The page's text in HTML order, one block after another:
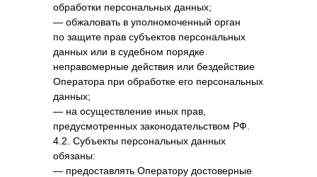
обработки персональных данных;
— обжаловать в уполномоченный орган
по защите прав субъектов персональных
данных или в судебном порядке
неправомерные действия или бездействие
Оператора при обработке его персональных
данных;
— на осуществление иных прав,
предусмотренных законодательством РФ.
4.2. Субъекты персональных данных
обязаны:
— предоставлять Оператору достоверные